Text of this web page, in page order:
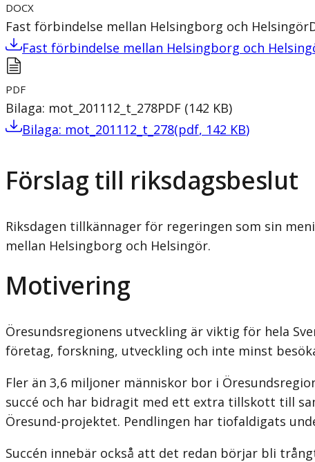
DOCX
Fast förbindelse mellan Helsingborg och Helsingör
Fast förbindelse mellan Helsingborg och
PDF
Bilaga: mot_201112_t_278PDF (142 KB)
Bilaga: mot_201112_t_278(pdf, 142 KB)
Förslag till riksdagsbeslut
Riksdagen tillkännager för regeringen som sin
mellan Helsingborg och Helsingör.
Motivering
Öresundsregionens utveckling är viktig för hela
företag, forskning, utveckling och inte minst
Fler än 3,6 miljoner människor bor i
succé och har bidragit med ett extra tillskott till
Öresund-projektet. Pendlingen har tiofaldigats
Succén innebär också att det redan börjar bli